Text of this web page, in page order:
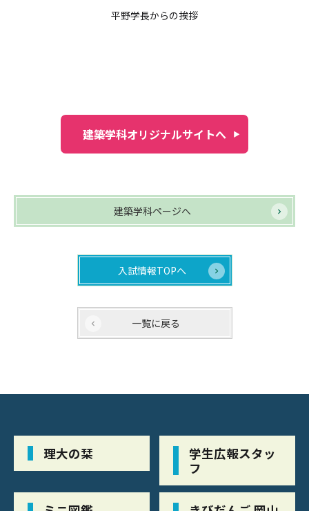
平野学長からの挨拶
建築学科オリジナルサイトへ
建築学科ページへ
入試情報TOPへ
一覧に戻る
理大の栞
学生広報スタッ
フ